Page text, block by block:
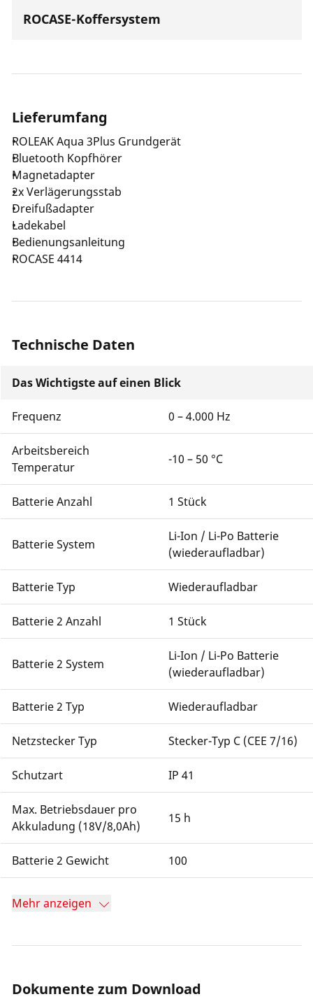
ROCASE-Koffersystem
Lieferumfang
ROLEAK Aqua 3Plus Grundgerät
Bluetooth Kopfhörer
Magnetadapter
2x Verlägerungsstab
Dreifußadapter
Ladekabel
Bedienungsanleitung
ROCASE 4414
Technische Daten
Das Wichtigste auf einen Blick
Frequenz 0 – 4.000 Hz
Arbeitsbereich
Temperatur
-10 – 50 °C
Batterie Anzahl 1 Stück
Batterie System
Li-Ion / Li-Po Batterie
(wiederaufladbar)
Batterie Typ Wiederaufladbar
Batterie 2 Anzahl 1 Stück
Batterie 2 System
Li-Ion / Li-Po Batterie
(wiederaufladbar)
Batterie 2 Typ Wiederaufladbar
Netzstecker Typ Stecker-Typ C (CEE 7/16)
Schutzart IP 41
Max. Betriebsdauer pro
Akkuladung (18V/8,0Ah)
15 h
Batterie 2 Gewicht 100
Mehr anzeigen
Dokumente zum Download